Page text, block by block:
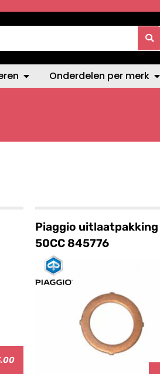
Onderdelen per merk
Piaggio uitlaatpakking
50CC 845776